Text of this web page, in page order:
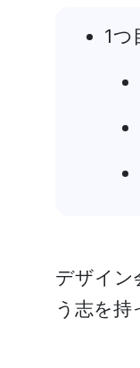
1つ
デザイン
う志を